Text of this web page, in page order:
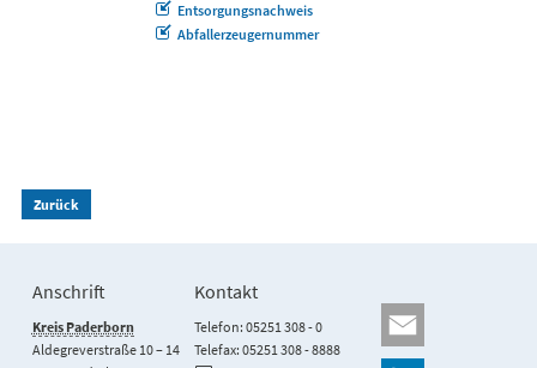
Entsorgungsnachweis
Abfallerzeugernummer
Zurück
Anschrift
Kreis Paderborn
Aldegreverstraße 10 – 14
Kontakt
Telefon: 05251 308 - 0
Telefax: 05251 308 - 8888